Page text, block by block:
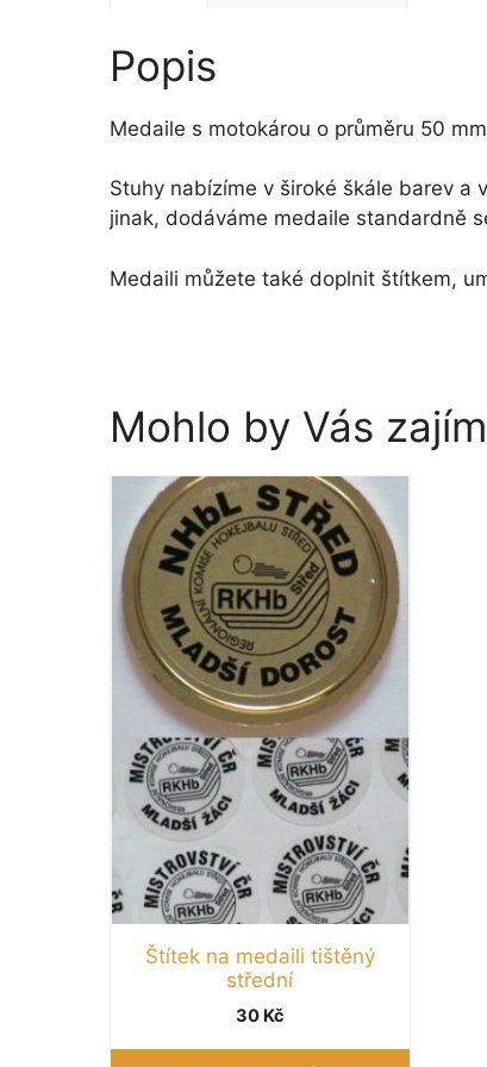
Popis
Medaile s motokárou o průměru 50
Stuhy nabízíme v široké škále barev a
jinak, dodáváme medaile standardně
Medaili můžete také doplnit štítkem,
Mohlo by Vás
Štítek na medaili tištěný
střední
30 Kč